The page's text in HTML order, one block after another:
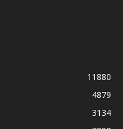
11880
4879
3134